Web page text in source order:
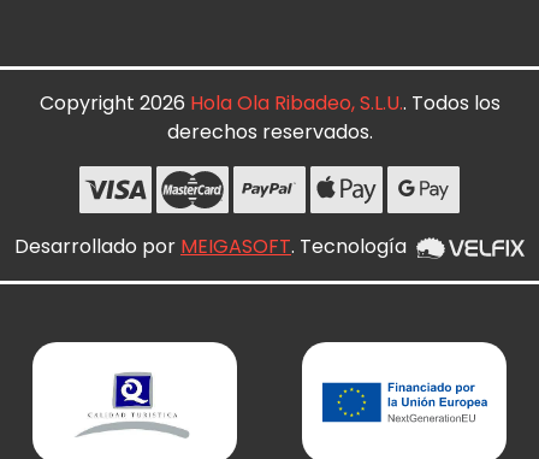
Copyright 2026 Hola Ola Ribadeo, S.L.U.. Todos los
derechos reservados.
Desarrollado por MEIGASOFT. Tecnología